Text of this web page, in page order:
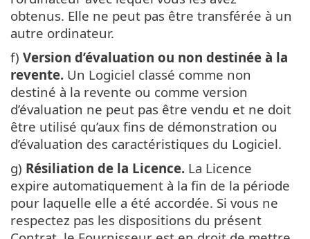
obtenus. Elle ne peut pas être transférée à un
autre ordinateur.
f) Version d’évaluation ou non destinée à la
revente. Un Logiciel classé comme non
destiné à la revente ou comme version
d’évaluation ne peut pas être vendu et ne doit
être utilisé qu’aux fins de démonstration ou
d’évaluation des caractéristiques du Logiciel.
g) Résiliation de la Licence. La Licence
expire automatiquement à la fin de la période
pour laquelle elle a été accordée. Si vous ne
respectez pas les dispositions du présent